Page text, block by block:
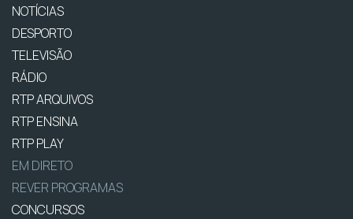
NOTÍCIAS
DESPORTO
TELEVISÃO
RÁDIO
RTP ARQUIVOS
RTP ENSINA
RTP PLAY
EM DIRETO
REVER PROGRAMAS
CONCURSOS